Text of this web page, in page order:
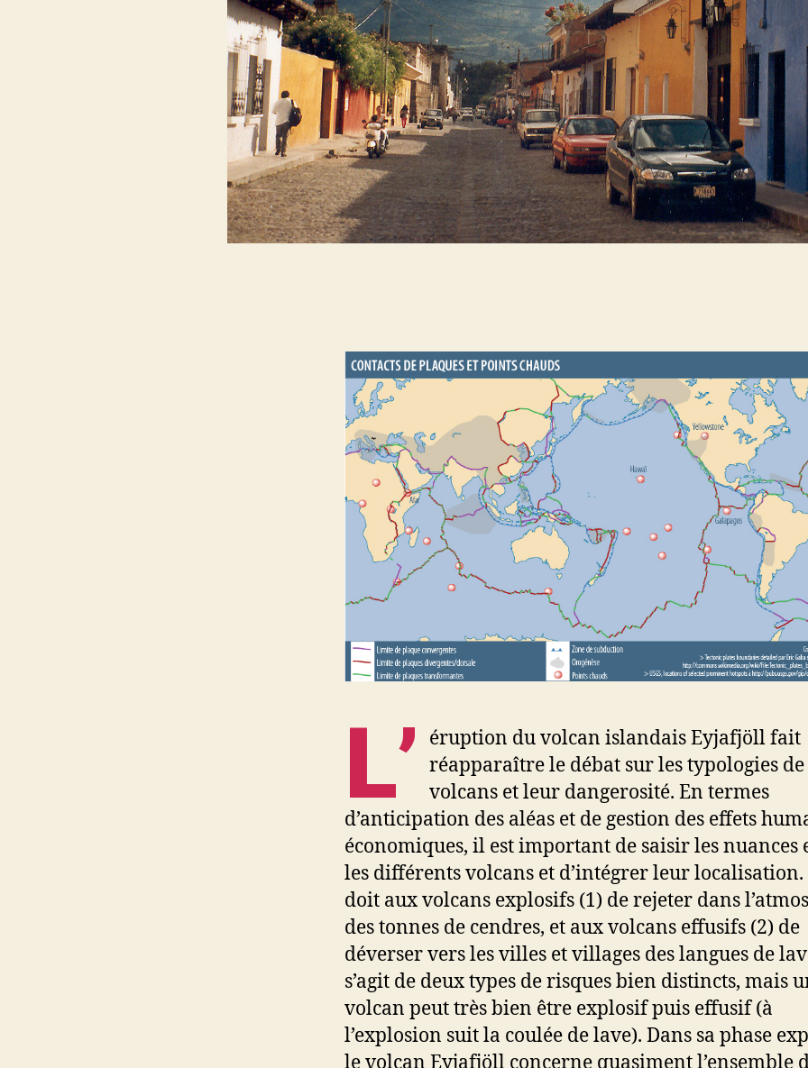
L’
éruption du volcan islandais Eyjafjöll fait
réapparaître le débat sur les typologies de
volcans et leur dangerosité. En termes
d’anticipation des aléas et de gestion des effets
économiques, il est important de saisir les nuances
les différents volcans et d’intégrer leur localisation.
doit aux volcans explosifs (1) de rejeter dans
des tonnes de cendres, et aux volcans effusifs (2) de
déverser vers les villes et villages des langues de
s’agit de deux types de risques bien distincts, mais
volcan peut très bien être explosif puis effusif (à
l’explosion suit la coulée de lave). Dans sa phase
le volcan Eyjafjöll concerne quasiment l’ensemble